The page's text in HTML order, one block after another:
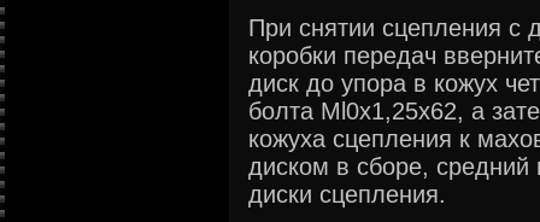
При снятии сцепления с
коробки передач
диск до упора в кожух
болта Ml0х1,25х62, а
кожуха сцепления к
диском в сборе,
диски сцепления.